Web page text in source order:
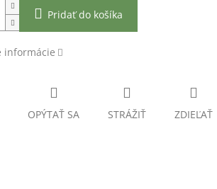
Pridať do košíka
informácie
OPÝTAŤ SA STRÁŽIŤ ZDIEĽAŤ